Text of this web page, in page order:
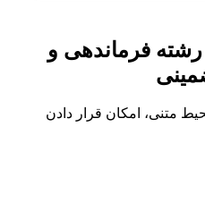
رشته فرماندهی و
متنی، امکان قرار دادن